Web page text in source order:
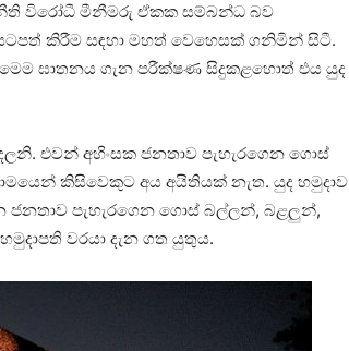
නීති විරෝධී මීනීමරු ඒකක සම්බන්ධ බව
කිරීම සඳහා මහත් වෙහෙසක් ගනිමින් සිටී.
ඝාතනය ගැන පරීක්ෂණ සිදුකළහොත් එය යුද
එවන් අහිංසක ජනතාව පැහැරගෙන ගොස්
කිසිවෙකුට අය අයිතියක් නැත. යුද හමුදාව
ජනතාව පැහැරගෙන ගොස් බල්ලන්, බළලුන්,
වරයා දැන ගත යුතුය.